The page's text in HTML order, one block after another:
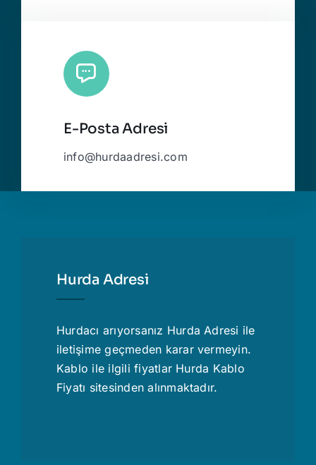
E-Posta Adresi
info@hurdaadresi.com
Hurda Adresi
Hurdacı arıyorsanız Hurda Adresi ile
iletişime geçmeden karar vermeyin.
Kablo ile ilgili fiyatlar Hurda Kablo
Fiyatı sitesinden alınmaktadır.